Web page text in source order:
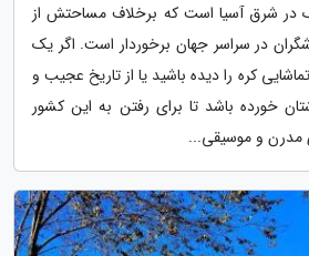
شرق آسیا است که برخلاف مساحتش از
در سراسر جهان برخوردار است. اگر یک
کره را دیده باشید یا از تاریخ عجیب و
خورده باشد تا برای رفتن به این کشور
مدرن و موسیقی...